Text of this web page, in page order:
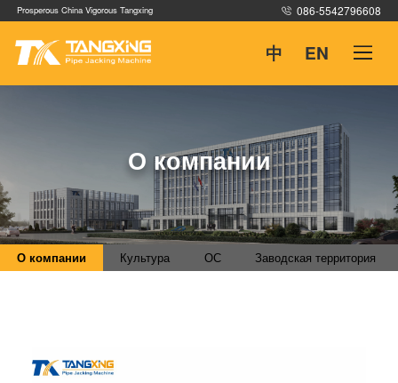
Prosperous China Vigorous Tangxing 086-5542796608
中 EN
Продукция
Примеры
О компании
О компании Культура ОС Заводская территория